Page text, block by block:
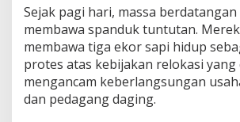
b
a
y
a
,
P
m
Sejak pagi hari, massa berdatangan
membawa spanduk tuntutan.
membawa tiga ekor sapi hidup
protes atas kebijakan relokasi yang
mengancam keberlangsungan
dan pedagang daging.